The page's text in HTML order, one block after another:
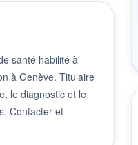
santé habilité à
à Genève. Titulaire
le diagnostic et le
Contacter et